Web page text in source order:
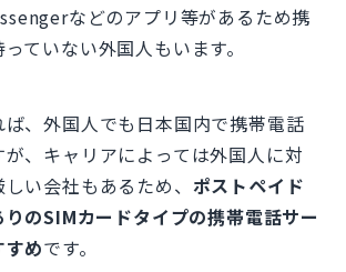
などのアプリ等があるため携
ていない外国人もいます。
、外国人でも日本国内で携帯電話
、キャリアによっては外国人に対
い会社もあるため、 ポストペイド
のSIMカードタイプの携帯電話サー
めです。